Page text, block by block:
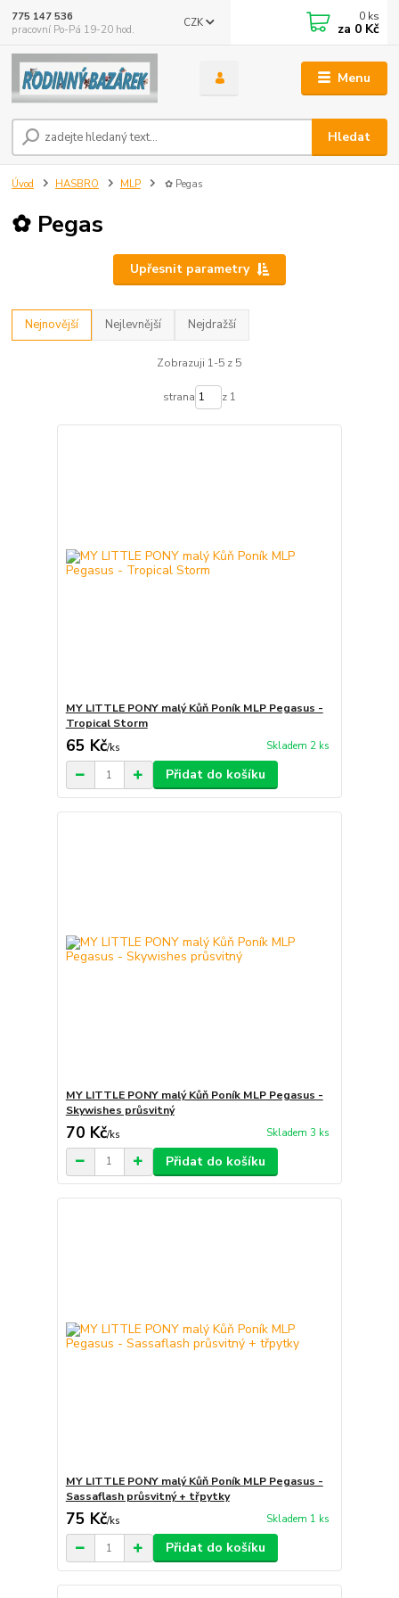
Menu
CZK
Hledat
775 147 536
pracovní Po-Pá 19-20 hod.
0 ks
za 0 Kč
Úvod HASBRO MLP ✿ Pegas
✿ Pegas
Upřesnit parametry
Nejnovější Nejlevnější Nejdražší
Zobrazuji 1-5 z 5
strana z 1
MY LITTLE PONY malý Kůň Poník MLP Pegasus -
Tropical Storm
65 Kč/ks Skladem 2 ks
Přidat do košíku
MY LITTLE PONY malý Kůň Poník MLP Pegasus -
Skywishes průsvitný
70 Kč/ks Skladem 3 ks
Přidat do košíku
MY LITTLE PONY malý Kůň Poník MLP Pegasus -
Sassaflash průsvitný + třpytky
75 Kč/ks Skladem 1 ks
Přidat do košíku